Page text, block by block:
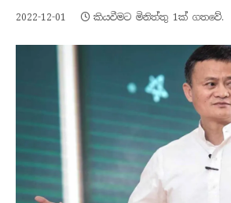
2022-12-01 කියවීමට මිනිත්තු 1ක් ගතවේ.